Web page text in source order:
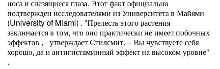
носа и слезящиеся глаза. Этот факт официально
подтвержден исследователями из Университета в Майями
(University of Miami) . "Прелесть этого растения
заключается в том, что оно практически не имеет побочных
эффектов , - утверждает Стилсмит. – Вы чувствуете себя
хорошо, да и антигистаминный эффект на высоком уровне"
.